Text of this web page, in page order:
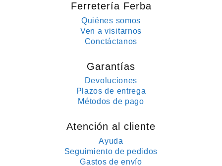
Ferretería Ferba
Quiénes somos
Ven a visitarnos
Conctáctanos
Garantías
Devoluciones
Plazos de entrega
Métodos de pago
Atención al cliente
Ayuda
Seguimiento de pedidos
Gastos de envío